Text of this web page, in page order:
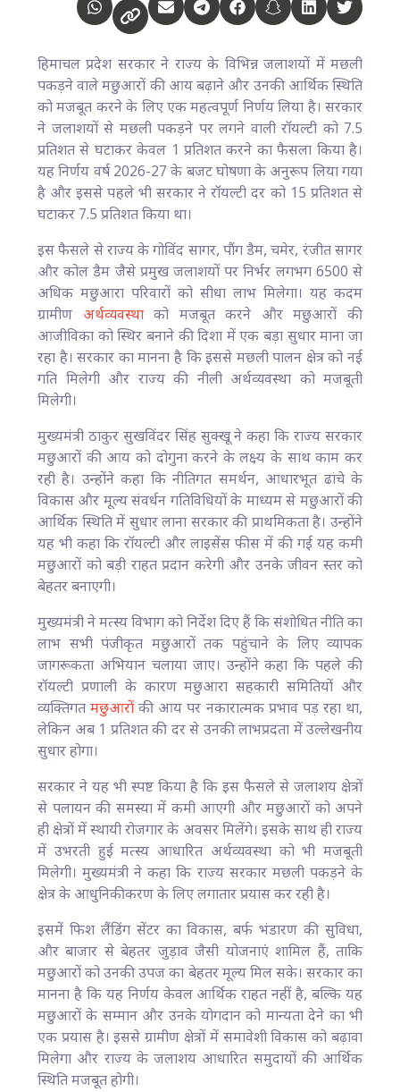
हिमाचल प्रदेश सरकार ने राज्य के विभिन्न जलाशयों में मछली
पकड़ने वाले मछुआरों की आय बढ़ाने और उनकी आर्थिक स्थिति
को मजबूत करने के लिए एक महत्वपूर्ण निर्णय लिया है। सरकार
ने जलाशयों से मछली पकड़ने पर लगने वाली रॉयल्टी को 7.5
प्रतिशत से घटाकर केवल 1 प्रतिशत करने का फैसला किया है।
यह निर्णय वर्ष 2026-27 के बजट घोषणा के अनुरूप लिया गया
है और इससे पहले भी सरकार ने रॉयल्टी दर को 15 प्रतिशत से
घटाकर 7.5 प्रतिशत किया था।
इस फैसले से राज्य के गोविंद सागर, पौंग डैम, चमेर, रंजीत सागर
और कोल डैम जैसे प्रमुख जलाशयों पर निर्भर लगभग 6500 से
अधिक मछुआरा परिवारों को सीधा लाभ मिलेगा। यह कदम
ग्रामीण अर्थव्यवस्थाको मजबूत करने और मछुआरों की
आजीविका को स्थिर बनाने की दिशा में एक बड़ा सुधार माना जा
रहा है। सरकार का मानना है कि इससे मछली पालन क्षेत्र को नई
गति मिलेगी और राज्य की नीली अर्थव्यवस्था को मजबूती
मिलेगी।
मुख्यमंत्री ठाकुर सुखविंदर सिंह सुक्खू ने कहा कि राज्य सरकार
मछुआरों की आय को दोगुना करने के लक्ष्य के साथ काम कर
रही है। उन्होंने कहा कि नीतिगत समर्थन, आधारभूत ढांचे के
विकास और मूल्य संवर्धन गतिविधियों के माध्यम से मछुआरों की
आर्थिक स्थिति में सुधार लाना सरकार की प्राथमिकता है। उन्होंने
यह भी कहा कि रॉयल्टी और लाइसेंस फीस में की गई यह कमी
मछुआरों को बड़ी राहत प्रदान करेगी और उनके जीवन स्तर को
बेहतर बनाएगी।
मुख्यमंत्री ने मत्स्य विभाग को निर्देश दिए हैं कि संशोधित नीति का
लाभ सभी पंजीकृत मछुआरों तक पहुंचाने के लिए व्यापक
जागरूकता अभियान चलाया जाए। उन्होंने कहा कि पहले की
रॉयल्टी प्रणाली के कारण मछुआरा सहकारी समितियों और
व्यक्तिगतमछुआरोंकी आय पर नकारात्मक प्रभाव पड़ रहा था,
लेकिन अब 1 प्रतिशत की दर से उनकी लाभप्रदता में उल्लेखनीय
सुधार होगा।
सरकार ने यह भी स्पष्ट किया है कि इस फैसले से जलाशय क्षेत्रों
से पलायन की समस्या में कमी आएगी और मछुआरों को अपने
ही क्षेत्रों में स्थायी रोजगार के अवसर मिलेंगे। इसके साथ ही राज्य
में उभरती हुई मत्स्य आधारित अर्थव्यवस्था को भी मजबूती
मिलेगी। मुख्यमंत्री ने कहा कि राज्य सरकार मछली पकड़ने के
क्षेत्र के आधुनिकीकरण के लिए लगातार प्रयास कर रही है।
इसमें फिश लैंडिंग सेंटर का विकास, बर्फ भंडारण की सुविधा,
और बाजार से बेहतर जुड़ाव जैसी योजनाएं शामिल हैं, ताकि
मछुआरों को उनकी उपज का बेहतर मूल्य मिल सके। सरकार का
मानना है कि यह निर्णय केवल आर्थिक राहत नहीं है, बल्कि यह
मछुआरों के सम्मान और उनके योगदान को मान्यता देने का भी
एक प्रयास है। इससे ग्रामीण क्षेत्रों में समावेशी विकास को बढ़ावा
मिलेगा और राज्य के जलाशय आधारित समुदायों की आर्थिक
स्थिति मजबूत होगी।